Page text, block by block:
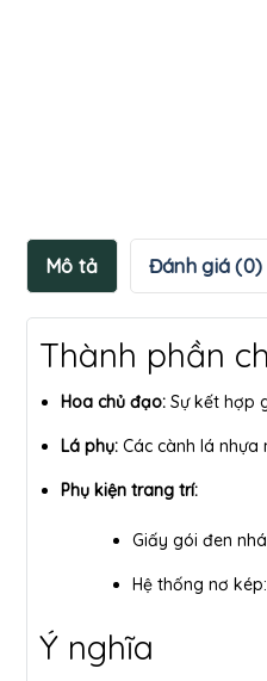
Mô tả Đánh giá (0)
Thành phần
Hoa chủ đạo: Sự kết hợp
Lá phụ: Các cành lá
Phụ kiện trang trí:
Giấy gói đen
Hệ thống nơ
Ý nghĩa